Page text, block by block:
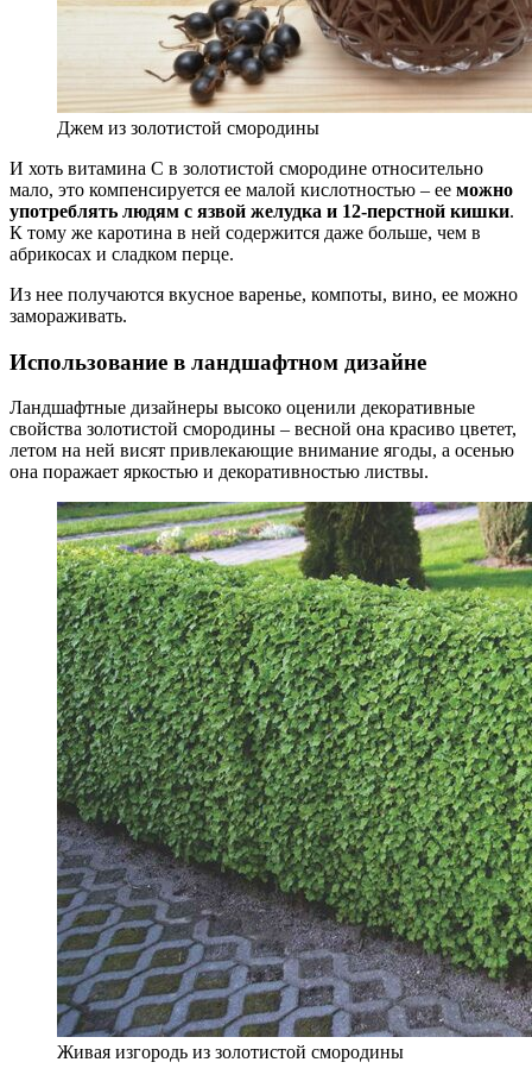
Джем из золотистой смородины
И хоть витамина С в золотистой смородине относительно
мало, это компенсируется ее малой кислотностью – ее можно
употреблять людям с язвой желудка и 12-перстной кишки.
К тому же каротина в ней содержится даже больше, чем в
абрикосах и сладком перце.
Из нее получаются вкусное варенье, компоты, вино, ее можно
замораживать.
Использование в ландшафтном дизайне
Ландшафтные дизайнеры высоко оценили декоративные
свойства золотистой смородины – весной она красиво цветет,
летом на ней висят привлекающие внимание ягоды, а осенью
она поражает яркостью и декоративностью листвы.
Живая изгородь из золотистой смородины